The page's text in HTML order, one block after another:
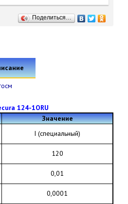
Поделиться…
124-1ORU
Значение
I (специальный)
120
0,01
0,0001